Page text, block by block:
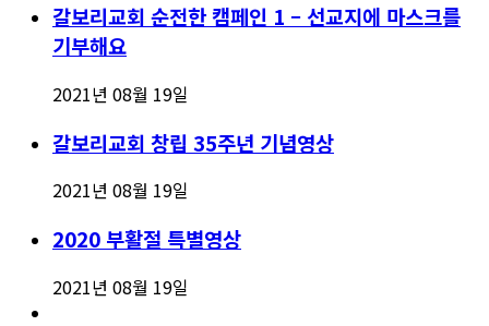
갈보리교회 순전한 캠페인 1 – 선교지에 마스크를
기부해요
2021년 08월 19일
갈보리교회 창립 35주년 기념영상
2021년 08월 19일
2020 부활절 특별영상
2021년 08월 19일